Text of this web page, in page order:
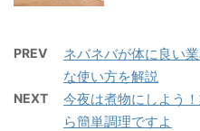
PREV
ネバネバが体に良い
な使い方を解説
NEXT
今夜は煮物にしよう
ら簡単調理ですよ